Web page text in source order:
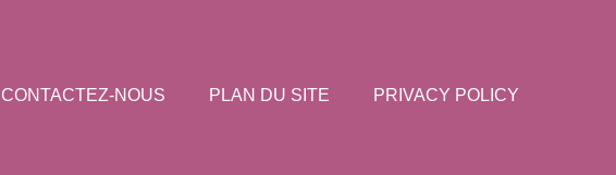
CONTACTEZ-NOUS PLAN DU SITE PRIVACY POLICY